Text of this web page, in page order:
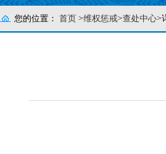
您的位置： 首页 >维权惩戒>查处中心>